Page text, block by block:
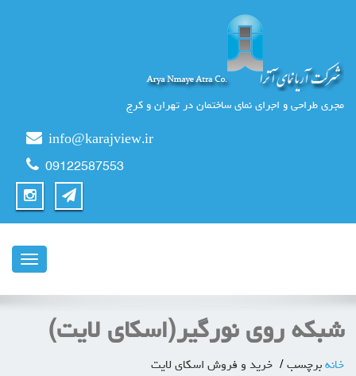
مجری طراحی و اجرای نمای ساختمان در تهران و کرج
info@karajview.ir
09122587553
ناوبری
شبکه روی نورگیر(اسکای لایت)
خانه برچسب خرید و فروش اسکای لایت